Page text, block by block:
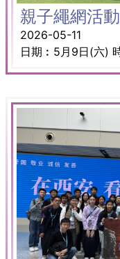
親子繩網活動
2026-05-11